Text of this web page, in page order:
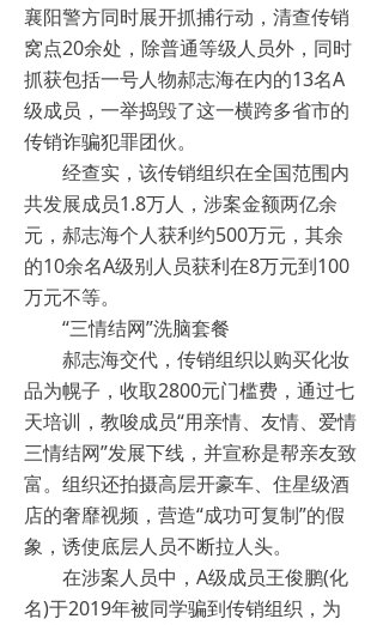
襄阳警方同时展开抓捕行动，清查传销
窝点20余处，除普通等级人员外，同时
抓获包括一号人物郝志海在内的13名A
级成员，一举捣毁了这一横跨多省市的
传销诈骗犯罪团伙。
经查实，该传销组织在全国范围内
共发展成员1.8万人，涉案金额两亿余
元，郝志海个人获利约500万元，其余
的10余名A级别人员获利在8万元到100
万元不等。
“三情结网”洗脑套餐
郝志海交代，传销组织以购买化妆
品为幌子，收取2800元门槛费，通过七
天培训，教唆成员“用亲情、友情、爱情
三情结网”发展下线，并宣称是帮亲友致
富。组织还拍摄高层开豪车、住星级酒
店的奢靡视频，营造“成功可复制”的假
象，诱使底层人员不断拉人头。
在涉案人员中，A级成员王俊鹏(化
名)于2019年被同学骗到传销组织，为